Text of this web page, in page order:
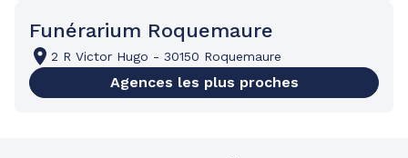
Funérarium Roquemaure
2 R Victor Hugo - 30150 Roquemaure
Agences les plus proches